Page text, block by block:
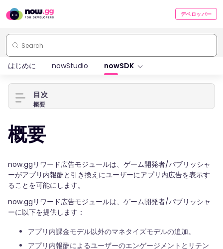
デベロッパー
はじめに nowStudio nowSDK
概要
now.ggリワード広告モジュールは、ゲーム開発者/パブリッシャ
ーがアプリ内報酬と引き換えにユーザーにアプリ内広告を表示す
ることを可能にします。
now.ggリワード広告モジュールは、ゲーム開発者/パブリッシャ
ーに以下を提供します：
アプリ内課金モデル以外のマネタイズモデルの追加。
アプリ内報酬によるユーザーのエンゲージメントとリテン
目次
概要